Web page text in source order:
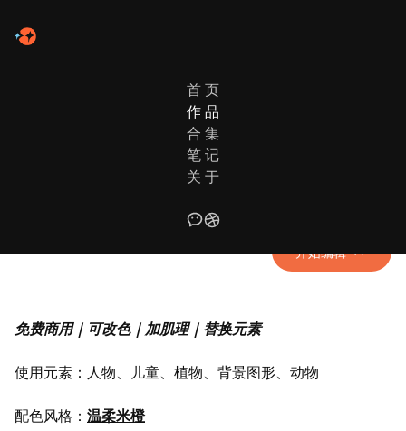
首 页
作 品
合 集
笔 记
关 于
春日晴· Blooming Fun
开始编辑
免费商用｜可改色｜加肌理｜替换元素
使用元素：人物、儿童、植物、背景图形、动物
配色风格： 温柔米橙